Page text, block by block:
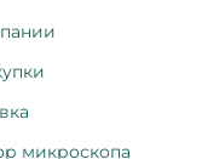
микроскопа